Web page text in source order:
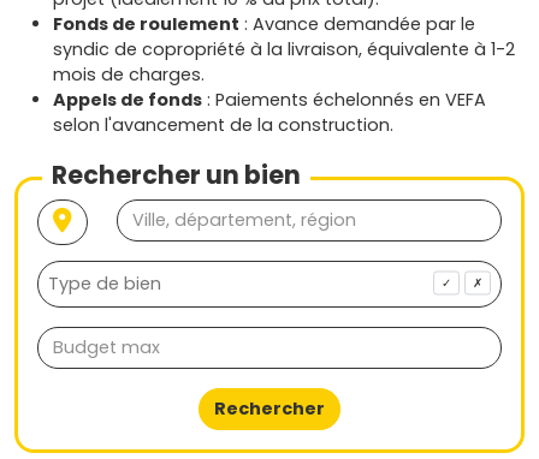
Fonds de roulement : Avance demandée par le
syndic de copropriété à la livraison, équivalente à 1-2
mois de charges.
Appels de fonds : Paiements échelonnés en VEFA
selon l'avancement de la construction.
Rechercher un bien
✓ ✗
Rechercher